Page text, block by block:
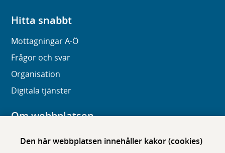
Den här webbplatsen innehåller kakor (cookies)
Hitta snabbt
Mottagningar A-Ö
Frågor och svar
Organisation
Digitala tjänster
Om webbplatsen
Om karolinska.se